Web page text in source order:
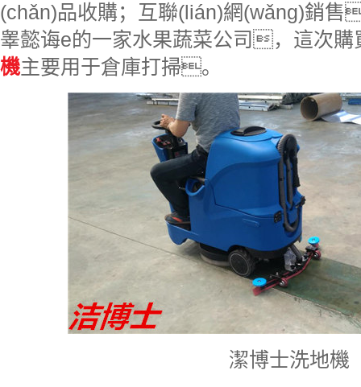
(chǎn)品收購；互聯(lián)網(wǎng)銷
睾懿诲e的一家水果蔬菜公司，這次購
機主要用于倉庫打掃。
潔博士洗地機